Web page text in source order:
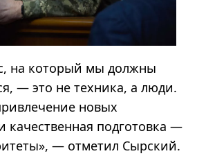
на который мы должны
— это не техника, а люди.
новых
качественная подготовка —
— отметил Сырский.